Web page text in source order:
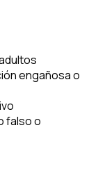
engañosa o
falso o